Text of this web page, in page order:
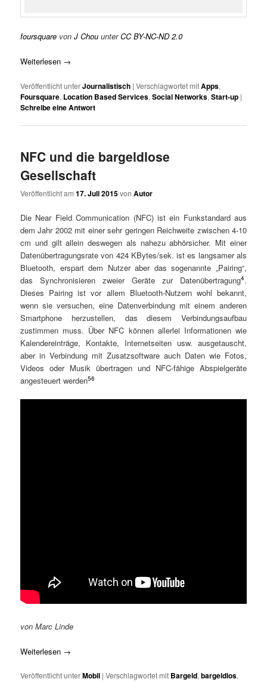
foursquare vonJ Chou unterCC BY-NC-ND 2.0
Weiterlesen →
Veröffentlicht unterJournalistisch |Verschlagwortet mitApps,
Foursquare, Location Based Services,Social Networks,Start-up |
Schreibe eine Antwort
NFC und die bargeldlose
Gesellschaft
Veröffentlicht am17. Juli 2015vonAutor
Die Near Field Communication (NFC) ist ein Funkstandard aus
dem Jahr 2002 mit einer sehr geringen Reichweite zwischen 4-10
cm und gilt allein deswegen als nahezu abhörsicher. Mit einer
Datenübertragungsrate von 424 KBytes/sek. ist es langsamer als
Bluetooth, erspart dem Nutzer aber das sogenannte „Pairing“,
das Synchronisieren zweier Geräte zur Datenübertragung4.
Dieses Pairing ist vor allem Bluetooth-Nutzern wohl bekannt,
wenn sie versuchen, eine Datenverbindung mit einem anderen
Smartphone herzustellen, das diesem Verbindungsaufbau
zustimmen muss. Über NFC können allerlei Informationen wie
Kalendereinträge, Kontakte, Internetseiten usw. ausgetauscht,
aber in Verbindung mit Zusatzsoftware auch Daten wie Fotos,
Videos oder Musik übertragen und NFC-fähige Abspielgeräte
angesteuert werden56
von Marc Linde
Weiterlesen →
Veröffentlicht unterMobil |Verschlagwortet mit Bargeld,bargeldlos,